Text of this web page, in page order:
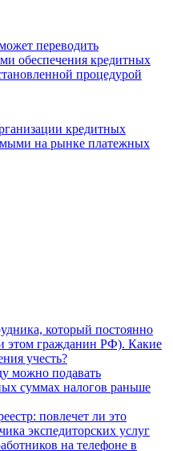
переводить
обеспечения кредитных
процедурой
кредитных
на рынке платежных
который постоянно
этом гражданин РФ). Какие
учесть?
можно подавать
суммах налогов раньше
повлечет ли это
экспедиторских услуг
на телефоне в